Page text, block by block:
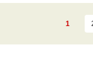
1